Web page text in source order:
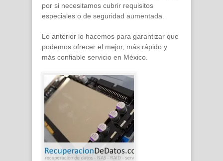
por si necesitamos cubrir requisitos
especiales o de seguridad aumentada.
Lo anterior lo hacemos para garantizar que
podemos ofrecer el mejor, más rápido y
más confiable servicio en México.